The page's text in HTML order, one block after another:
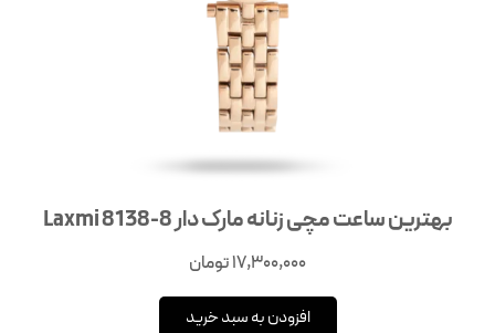
بهترین ساعت مچی زنانه مارک دار Laxmi 8138-8
17,300,000تومان
افزودن به سبد خرید